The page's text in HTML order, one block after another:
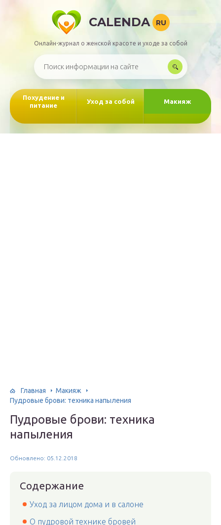
CALENDA RU
Онлайн-журнал о женской красоте и уходе за собой
Похудение и
питание
Уход за собой Макияж
Главная
Макияж
Пудровые брови: техника напыления
Пудровые брови: техника
напыления
Обновлено: 05.12.2018
Содержание
Уход за лицом дома и в салоне
О пудровой технике бровей